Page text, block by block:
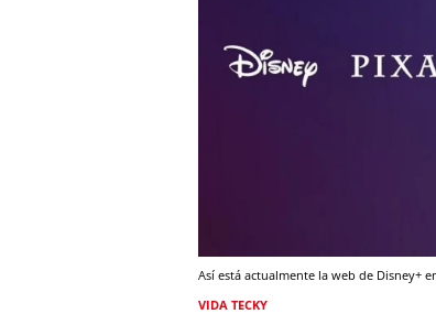
Así está actualmente la web de Disney+
VIDA TECKY